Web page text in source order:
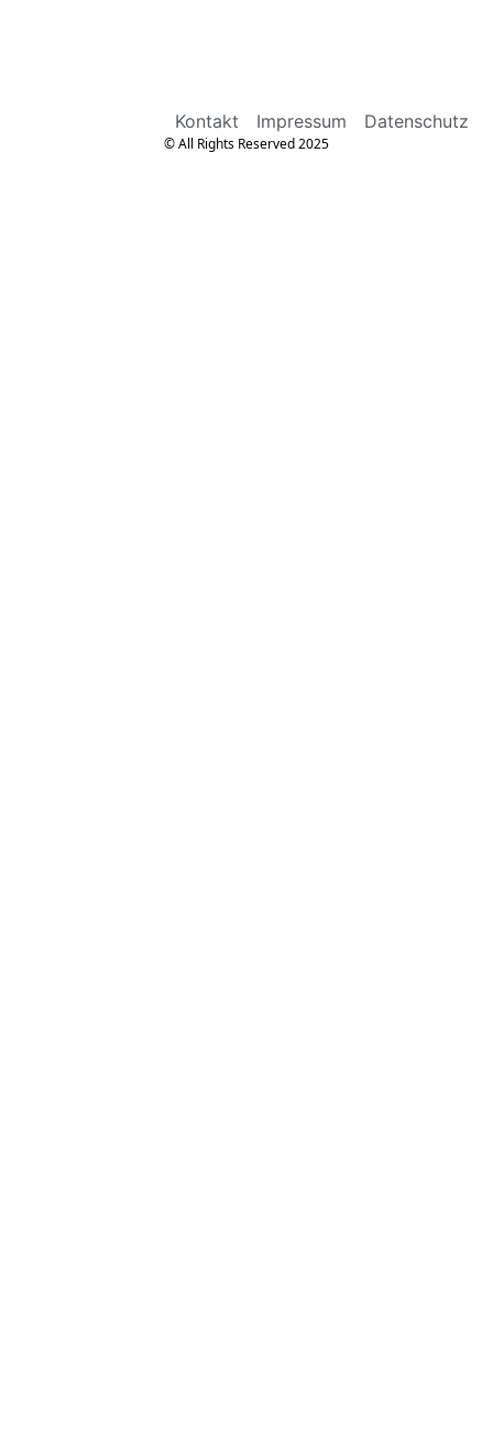
Kontakt Impressum Datenschutz
© All Rights Reserved 2025